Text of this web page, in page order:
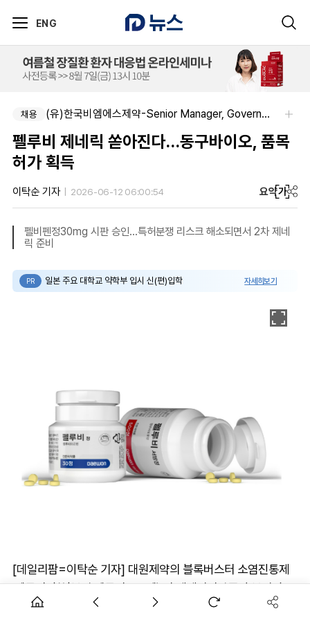
ENG
채용 (유)한국비엠에스제약-Senior Manager, Government Affairs & External Liaison (Permanent)
펠루비 제네릭 쏟아진다…동구바이오, 품목
허가 획득
이탁순 기자 2026-06-12 06:00:54 요약가
펠비펜정30mg 시판 승인…특허분쟁 리스크 해소되면서 2차 제네
릭 준비
PR 일본 주요 대학교 약학부 입시 신(편)입학 자세히보기
[데일리팜=이탁순 기자] 대원제약의 블록버스터 소염진통제
'펠루비정(성분명 펠루비프로펜)'의 제네릭의약품이 본격적으
로 시장에 나올 채비를 하고 있다. 현재 3개사만 제네릭 시장에